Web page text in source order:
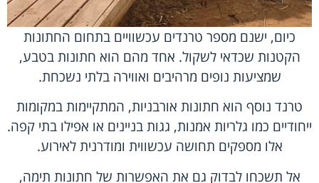
כיום, ישנם מספר טרנדים עכשוויים בתחום החתונות
הקטנות שכדאי לשקול. אחד מהם הוא חתונות בטבע,
שמציעות נופים מרהיבים ואווירה בלתי נשכחת.
טרנד נוסף הוא חתונות אורבניות, המתקיימות במקומות
ייחודיים כמו גלריות אמנות, גגות בניינים או אפילו בתי קפה.
אלו מספקים תחושה עכשווית ומודרנית לאירוע.
אל תשכחו לבדוק גם את האפשרות של חתונות תימה,